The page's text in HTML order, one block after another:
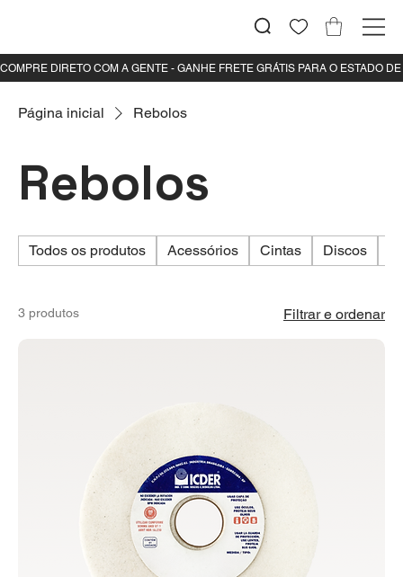
Página inicial Rebolos
Rebolos
Todos os produtos Acessórios Cintas Discos
3 produtos Filtrar e ordenar